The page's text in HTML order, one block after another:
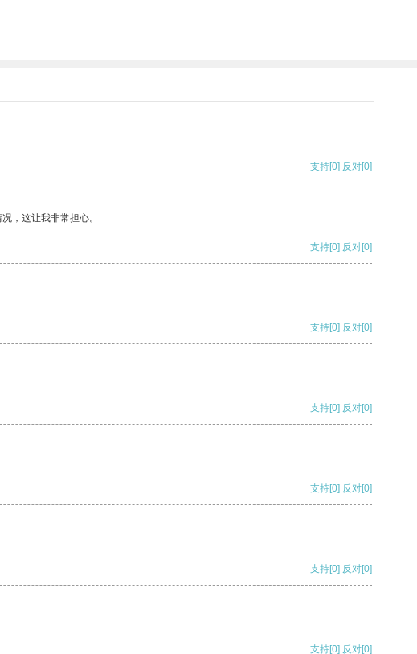
支持[0] 反对[0]
，这让我非常担心。
支持[0] 反对[0]
支持[0] 反对[0]
支持[0] 反对[0]
支持[0] 反对[0]
支持[0] 反对[0]
支持[0] 反对[0]